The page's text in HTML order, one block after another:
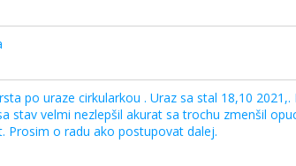
po uraze cirkularkou . Uraz sa stal 18,10
stav velmi nezlepšil akurat sa trochu zmenšil
Prosim o radu ako postupovat dalej.